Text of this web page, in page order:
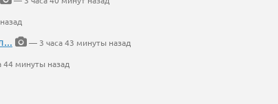
— 3 часа 43 минуты назад
44 минуты назад